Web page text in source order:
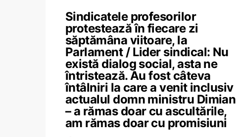
Sindicatele profesorilor
protestează în fiecare zi
săptămâna viitoare, la
Parlament / Lider sindical: Nu
există dialog social, asta ne
întristează. Au fost câteva
întâlniri la care a venit inclusiv
actualul domn ministru Dimian
– a rămas doar cu ascultările,
am rămas doar cu promisiuni